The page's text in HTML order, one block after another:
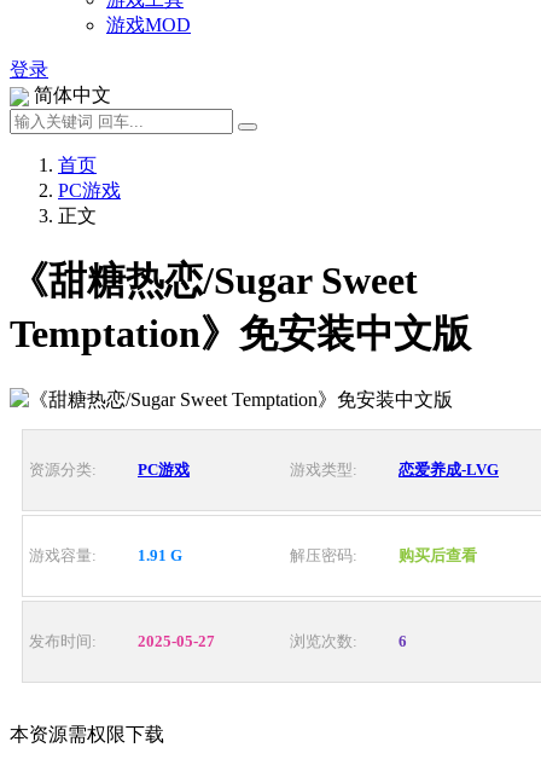
游戏MOD
登录
简体中文
首页
PC游戏
正文
《甜糖热恋/Sugar Sweet
Temptation》免安装中文版
资源分类: PC游戏 游戏类型: 恋爱养成-LVG
游戏容量: 1.91 G 解压密码: 购买后查看
发布时间: 2025-05-27 浏览次数: 6
本资源需权限下载